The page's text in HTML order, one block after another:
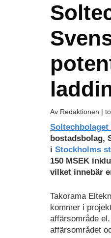
Av Redaktionen |
Soltechbolaget
bostadsbolag,
i Stockholms
150 MSEK
vilket innebär
Takorama
kommer i
affärsområde
affärsområdet